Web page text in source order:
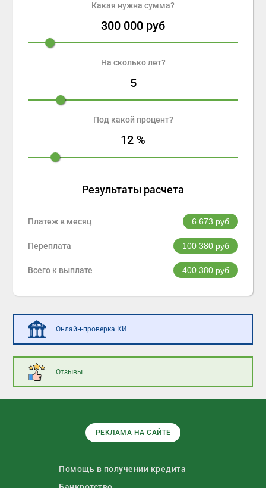
Какая нужна сумма?
300 000 руб
На сколько лет?
5
Под какой процент?
12 %
Результаты расчета
Платеж в месяц 6 673 руб
Переплата 100 380руб
Всего к выплате 400 380руб
Онлайн-проверка КИ
Отзывы
РЕКЛАМА НА САЙТЕ
Помощь в получении кредита